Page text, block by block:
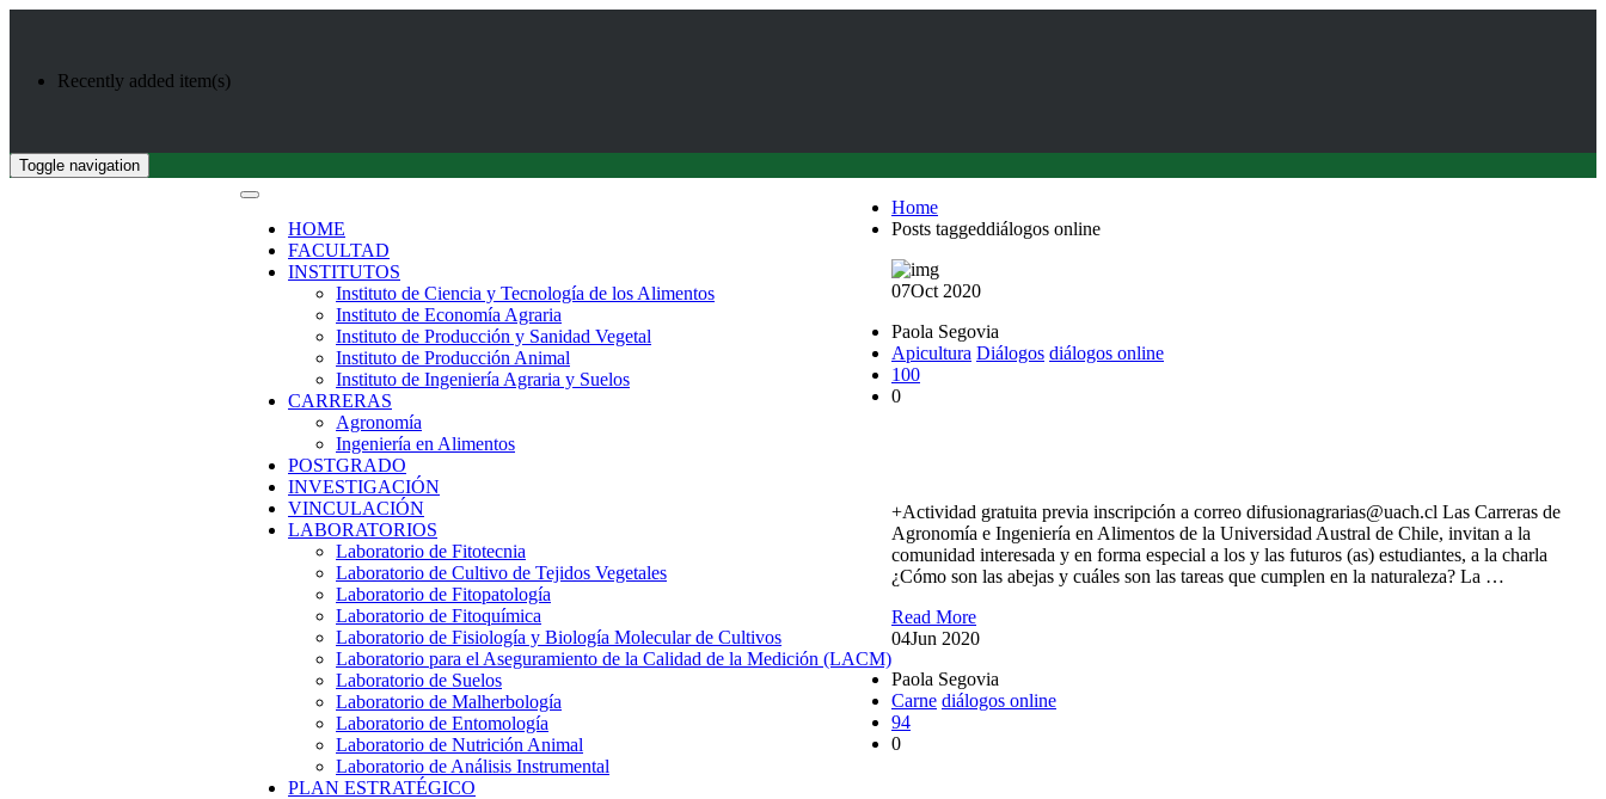
Recently added item(s)
Toggle navigation
HOME
FACULTAD
INSTITUTOS
Instituto de Ciencia y Tecnología de los Alimentos
Instituto de Economía Agraria
Instituto de Producción y Sanidad Vegetal
Instituto de Producción Animal
Instituto de Ingeniería Agraria y Suelos
CARRERAS
Agronomía
Ingeniería en Alimentos
POSTGRADO
INVESTIGACIÓN
VINCULACIÓN
LABORATORIOS
Laboratorio de Fitotecnia
Laboratorio de Cultivo de Tejidos Vegetales
Laboratorio de Fitopatología
Laboratorio de Fitoquímica
Laboratorio de Fisiología y Biología Molecular de Cultivos
Laboratorio para el Aseguramiento de la Calidad de la Medición (LACM)
Laboratorio de Suelos
Laboratorio de Malherbología
Laboratorio de Entomología
Laboratorio de Nutrición Animal
Laboratorio de Análisis Instrumental
PLAN ESTRATÉGICO
Home
Posts taggeddiálogos online
07Oct 2020
Paola Segovia
Apicultura Diálogos diálogos online
100
0
+Actividad gratuita previa inscripción a correo difusionagrarias@uach.cl Las Carreras de
Agronomía e Ingeniería en Alimentos de la Universidad Austral de Chile, invitan a la
comunidad interesada y en forma especial a los y las futuros (as) estudiantes, a la charla
¿Cómo son las abejas y cuáles son las tareas que cumplen en la naturaleza? La …
Read More
04Jun 2020
Paola Segovia
Carne diálogos online
94
0